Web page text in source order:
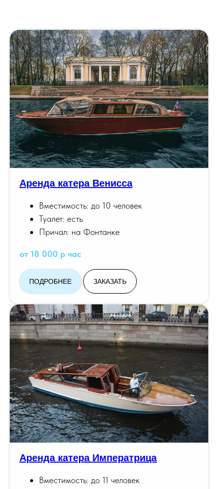
Аренда катера Венисса
Вместимость: до 10 человек
Туалет: есть
Причал: на Фонтанке
от 18 000 р час
ПОДРОБНЕЕ ЗАКАЗАТЬ
Аренда катера Императрица
Вместимость: до 11 человек